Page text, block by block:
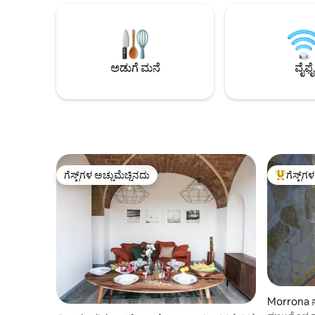
ನಾವು ಡೌನ್‌ಲೋಡ್ 33 ರೊಂದಿಗೆ ವೊಡಾಫೋನ್
ಜಾಹೀರಾತು ಲೈನ್ ಅನ್ನು ಹೊಂದಿದ್ದೇವೆ ಮತ್ತು 1.4 ಅನ್ನು
ಅಪ್‌ಲೋಡ್ ಮಾಡುತ್ತೇವೆ. ಈ ವಸಂತಕಾಲದಿಂದ
ಸ್ಮಾರ್ಟ್ ಟಿವಿ ಮತ್ತು ಹವಾನಿಯಂತ್ರಣವೂ ಲಭ್ಯವಿದೆ
360°
ಕಾಯುತ್ತಿದೆ.
ಅಡುಗೆ ಮನೆ ವೈಫೈ
ಗೆಸ್ಟ್‌ಗಳ ಅಚ್ಚುಮೆಚ್ಚಿನದು
ಗೆಸ್ಟ್‌ಗಳ ಅಚ್ಚುಮೆಚ್ಚಿನದು ಗೆಸ್ಟ್‌ಗಳಿಗೆ
Morrona